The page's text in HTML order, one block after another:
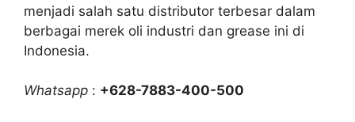
menjadi salah satu distributor terbesar dalam
berbagai merek oli industri dan grease ini di
Indonesia.
Whatsapp : +628-7883-400-500